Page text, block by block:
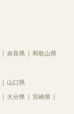
奈良県 和歌山県
山口県
大分県
宮崎県